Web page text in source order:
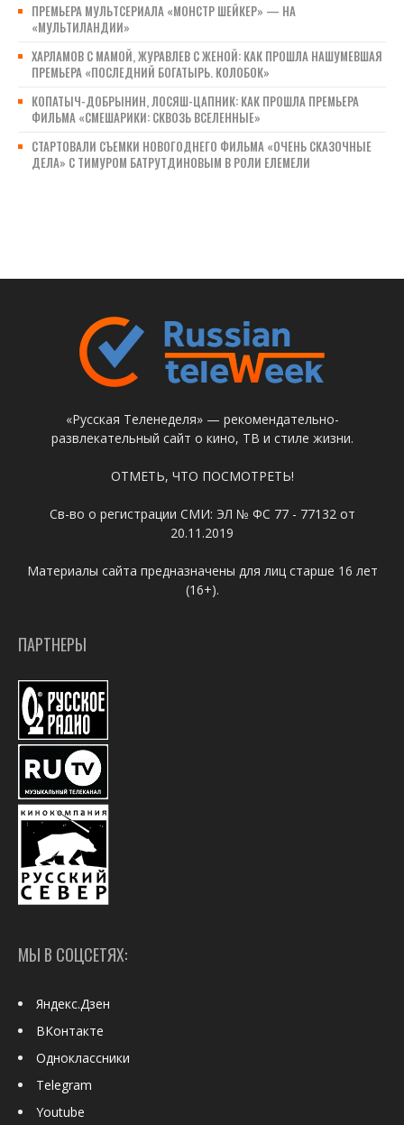
ПРЕМЬЕРА МУЛЬТСЕРИАЛА «МОНСТР ШЕЙКЕР» — НА
«МУЛЬТИЛАНДИИ»
ХАРЛАМОВ С МАМОЙ, ЖУРАВЛЕВ С ЖЕНОЙ: КАК ПРОШЛА НАШУМЕВШАЯ
ПРЕМЬЕРА «ПОСЛЕДНИЙ БОГАТЫРЬ. КОЛОБОК»
КОПАТЫЧ-ДОБРЫНИН, ЛОСЯШ-ЦАПНИК: КАК ПРОШЛА ПРЕМЬЕРА
ФИЛЬМА «СМЕШАРИКИ: СКВОЗЬ ВСЕЛЕННЫЕ»
СТАРТОВАЛИ СЪЕМКИ НОВОГОДНЕГО ФИЛЬМА «ОЧЕНЬ СКАЗОЧНЫЕ
ДЕЛА» С ТИМУРОМ БАТРУТДИНОВЫМ В РОЛИ ЕЛЕМЕЛИ
«Русская Теленеделя» — рекомендательно-
развлекательный сайт о кино, ТВ и стиле жизни.
ОТМЕТЬ, ЧТО ПОСМОТРЕТЬ!
Св-во о регистрации СМИ: ЭЛ № ФС 77 - 77132 от
20.11.2019
Материалы сайта предназначены для лиц старше 16 лет
(16+).
ПАРТНЕРЫ
МЫ В СОЦСЕТЯХ:
Яндекс.Дзен
ВКонтакте
Одноклассники
Telegram
Youtube